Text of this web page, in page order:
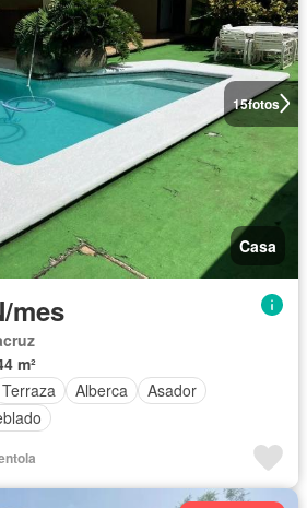
15fotos
Casa
mes
m²
Terraza Alberca
Asador